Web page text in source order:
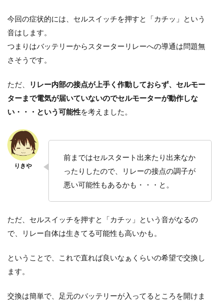
今回の症状的には、セルスイッチを押すと「カチッ」という
音はします。
つまりはバッテリーからスターターリレーへの導通は問題無
さそうです。
ただ、
リレー内部の接点が上手く作動しておらず、セルモー
ターまで電気が届いていないのでセルモーターが動作しな
い・・・という可能性を考えました。
前まではセルスタート出来たり出来なか
ったりしたので、リレーの接点の調子が
悪い可能性もあるかも・・・と。
ただ、セルスイッチを押すと「カチッ」という音がなるの
で、リレー自体は生きてる可能性も高いかも。
ということで、これで直れば良いなぁくらいの希望で交換し
ます。
交換は簡単で、足元のバッテリーが入ってるところを開けま